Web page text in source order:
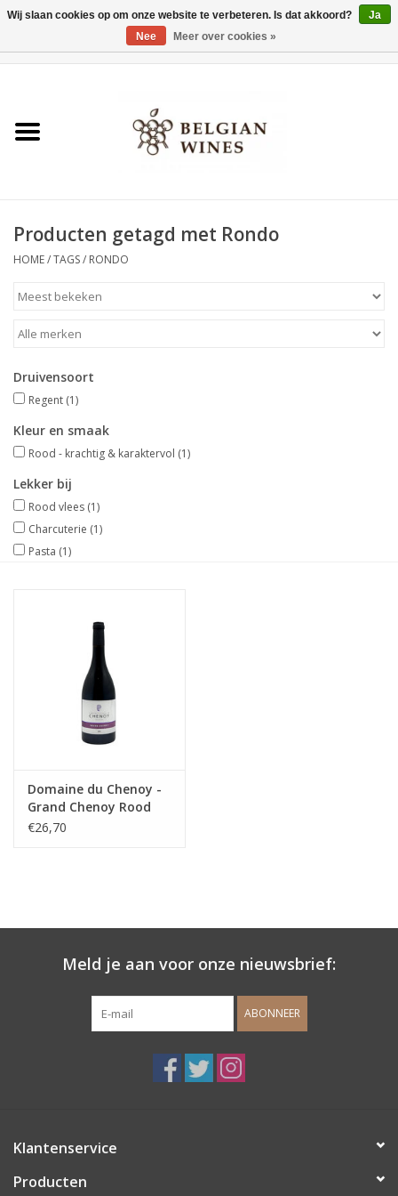
Wijnen
Wijnbar Antwerpen
Tasting Tuesdays
Blog
Wijndomeinen
Producten getagd met Rondo
HOME/TAGS/ RONDO
Druivensoort
Regent (1)
Kleur en smaak
Rood - krachtig & karaktervol (1)
Lekker bij
Rood vlees (1)
Charcuterie (1)
Pasta (1)
Domaine du Chenoy -
Grand Chenoy Rood
€26,70
Meld je aan voor onze nieuwsbrief:
ABONNEER
Klantenservice
Producten
Wij slaan cookies op om onze website te verbeteren. Is dat akkoord?
Ja
Nee
Meer over cookies »